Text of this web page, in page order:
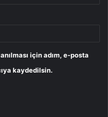
için adım, e-posta
kaydedilsin.